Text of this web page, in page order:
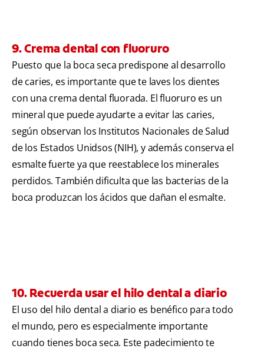
9. Crema dental con fluoruro
Puesto que la boca seca predispone al desarrollo
de caries, es importante que te laves los dientes
con una crema dental fluorada. El fluoruro es un
mineral que puede ayudarte a evitar las caries,
según observan los Institutos Nacionales de Salud
de los Estados Unidsos (NIH), y además conserva el
esmalte fuerte ya que reestablece los minerales
perdidos. También dificulta que las bacterias de la
boca produzcan los ácidos que dañan el esmalte.
10. Recuerda usar el hilo dental a diario
El uso del hilo dental a diario es benéfico para todo
el mundo, pero es especialmente importante
cuando tienes boca seca. Este padecimiento te